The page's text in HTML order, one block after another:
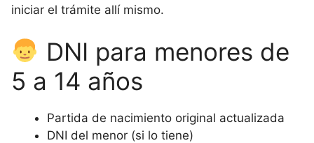
iniciar el trámite allí mismo.
DNI para menores de
5 a 14 años
Partida de nacimiento original actualizada
DNI del menor (si lo tiene)